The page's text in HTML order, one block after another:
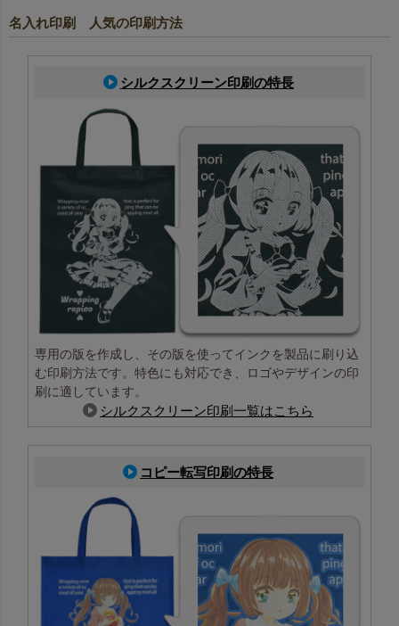
名入れ印刷 人気の印刷方法
シルクスクリーン印刷の特長
専用の版を作成し、その版を使ってインクを製品に刷り込
む印刷方法です。特色にも対応でき、ロゴやデザインの印
刷に適しています。
シルクスクリーン印刷一覧はこちら
コピー転写印刷の特長